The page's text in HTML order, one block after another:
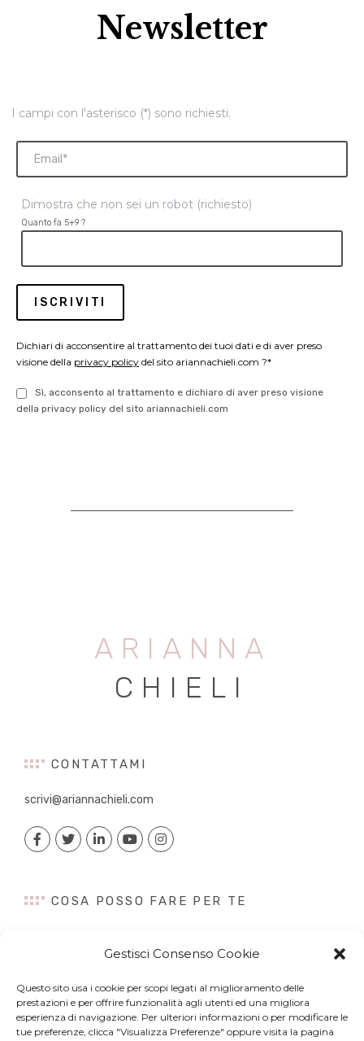
Gestisci Consenso Cookie
Questo sito usa i cookie per scopi legati al miglioramento delle
prestazioni e per offrire funzionalità agli utenti ed una migliora
esperienza di navigazione. Per ulteriori informazioni o per modificare le
tue preferenze, clicca "Visualizza Preferenze" oppure visita la pagina
Newsletter
I campi con l'asterisco (*) sono richiesti.
Dimostra che non sei un robot (richiesto)
Quanto fa 5+9 ?
Dichiari di acconsentire al trattamento dei tuoi dati e di aver preso
visione della privacy policy del sito ariannachieli.com ?*
Sì, acconsento al trattamento e dichiaro di aver preso visione
della privacy policy del sito ariannachieli.com
ARIANNA
CHIELI
CONTATTAMI
scrivi@ariannachieli.com
COSA POSSO FARE PER TE
Content Creation
Digital PR
Influencer Marketing
Newsletter